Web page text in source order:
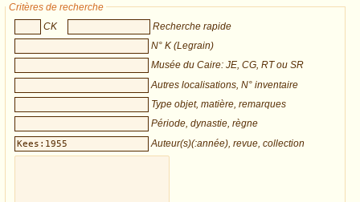
Critères de recherche
CK
Recherche rapide
N° K (Legrain)
Musée du Caire: JE, CG, RT ou SR
Autres localisations, N° inventaire
Type objet, matière, remarques
Période, dynastie, règne
Auteur(s)(:année), revue, collection